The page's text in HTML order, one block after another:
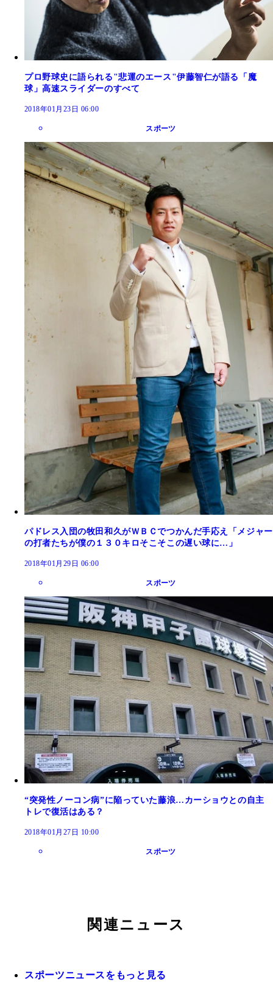
プロ野球史に語られる"悲運のエース"伊藤智仁が語る「魔
球」高速スライダーのすべて
2018年01月23日 06:00
スポーツ
パドレス入団の牧田和久がＷＢＣでつかんだ手応え「メジャー
の打者たちが僕の１３０キロそこそこの遅い球に…」
2018年01月29日 06:00
スポーツ
“突発性ノーコン病”に陥っていた藤浪…カーショウとの自主
トレで復活はある？
2018年01月27日 10:00
スポーツ
関連ニュース
スポーツニュースをもっと見る